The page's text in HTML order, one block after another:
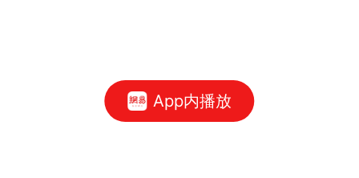
App内播放